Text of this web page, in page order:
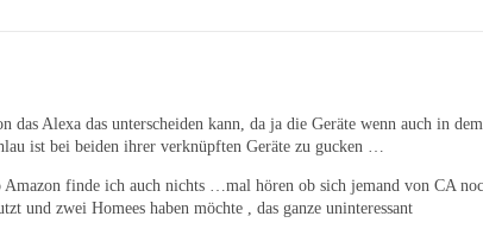
das Alexa das unterscheiden kann, da ja die Geräte wenn auch in
ist bei beiden ihrer verknüpften Geräte zu gucken …
Amazon finde ich auch nichts …mal hören ob sich jemand von CA
und zwei Homees haben möchte , das ganze uninteressant